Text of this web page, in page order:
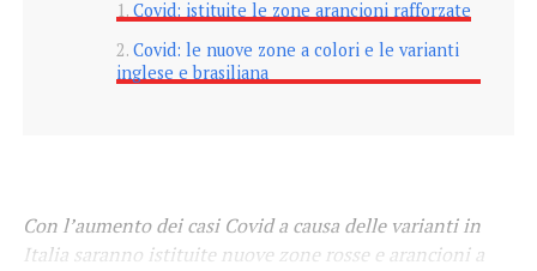
Covid: istituite le zone arancioni rafforzate
Covid: le nuove zone a colori e le varianti
inglese e brasiliana
Con l’aumento dei casi Covid a causa delle varianti in
Italia saranno istituite nuove zone rosse e arancioni a